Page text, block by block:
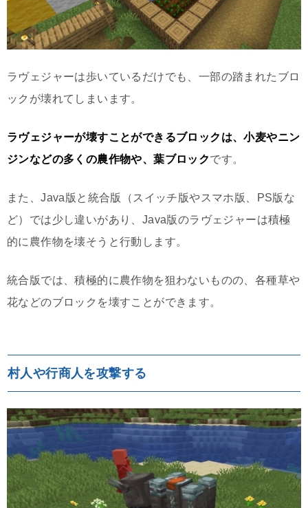
ラヴェジャーは歩いているだけでも、一部の踏まれたブロ
ックが壊れてしまいます。
ラヴェジャーが壊すことができるブロックは、小麦やニン
ジンなどの多くの農作物や、葉ブロックです。
また、Java版と統合版（スイッチ版やスマホ版、PS版な
ど）では少し違いがあり、Java版のラヴェジャーは積極
的に農作物を壊そうと行動します。
統合版では、積極的に農作物を狙わないものの、各種草や
花などのブロックを壊すことができます。
村人や行商人を攻撃する